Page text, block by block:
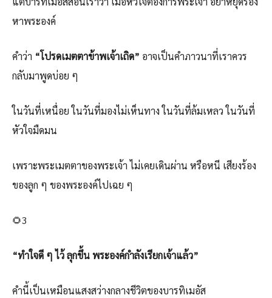
หาพระองค์
คำว่า “โปรดเมตตาข้าพเจ้าเถิด” อาจเป็นคำภาวนาที่เราควร
กลับมาพูดบ่อย ๆ
ในวันที่เหนื่อย ในวันที่มองไม่เห็นทาง ในวันที่ล้มเหลว ในวันที่
หัวใจมืดมน
เพราะพระเมตตาของพระเจ้า ไม่เคยเดินผ่าน หรือหนี เสียงร้อง
ของลูก ๆ ของพระองค์ไปเฉย ๆ
🌻3
“ทำใจดี ๆ ไว้ ลุกขึ้น พระองค์กำลังเรียกเจ้าแล้ว”
คำนี้เป็นเหมือนแสงสว่างกลางชีวิตของบารทิเมอัส